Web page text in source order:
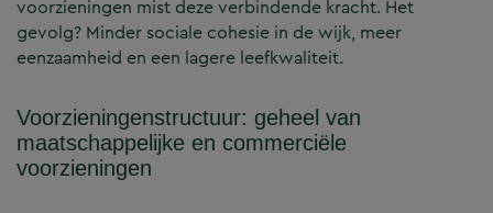
voorzieningen mist deze verbindende kracht. Het
gevolg? Minder sociale cohesie in de wijk, meer
eenzaamheid en een lagere leefkwaliteit.
Voorzieningenstructuur: geheel van
maatschappelijke en commerciële
voorzieningen